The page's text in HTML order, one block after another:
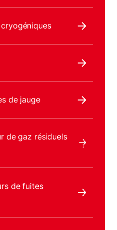
de jauge
de gaz résiduels
de fuites